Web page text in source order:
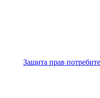
Защита прав